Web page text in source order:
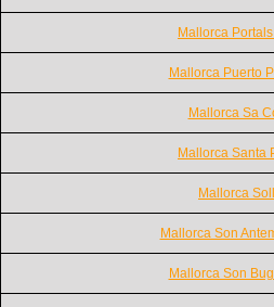
Mallorca
Mallorca Puerto
Mallorca Sa
Mallorca Santa
Mallorca
Mallorca Son
Mallorca Son